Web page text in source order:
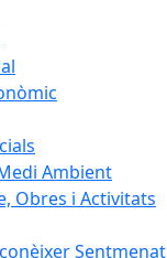
Ambient
Obres i Activitats
Sentmenat